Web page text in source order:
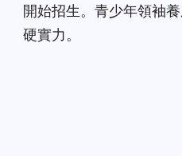
開始招生。青少年領袖
硬實力。